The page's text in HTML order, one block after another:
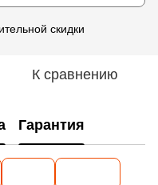
скидки
К сравнению
Гарантия